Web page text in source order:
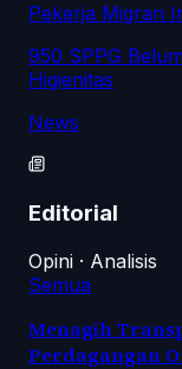
Pekerja Migran
950 SPPG
Higienitas
News
Editorial
Opini · Analisis
Semua
Menagih
Perdagangan